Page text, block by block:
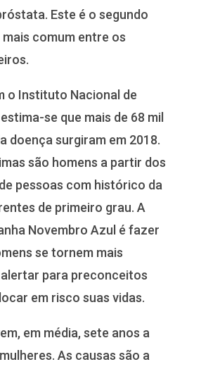
Este é o segundo
comum entre os
o Instituto Nacional de
se que mais de 68 mil
doença surgiram em 2018.
são homens a partir dos
pessoas com histórico da
de primeiro grau. A
Novembro Azul é fazer
se tornem mais
para preconceitos
em risco suas vidas.
em média, sete anos a
As causas são a